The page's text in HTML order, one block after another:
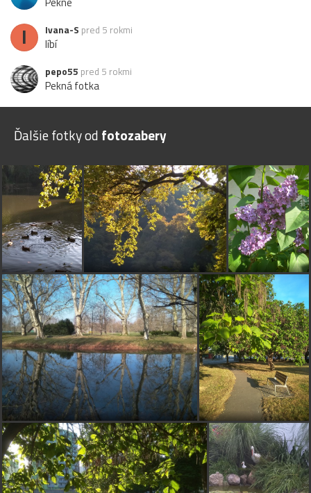
I Ivana-S pred 5 rokmi
líbí
pepo55 pred 5 rokmi
Pekná fotka
Ďalšie fotky od fotozabery